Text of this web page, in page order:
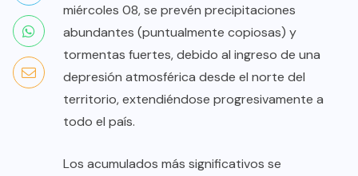
miércoles 08, se prevén precipitaciones
abundantes (puntualmente copiosas) y
tormentas fuertes, debido al ingreso de una
depresión atmosférica desde el norte del
territorio, extendiéndose progresivamente a
todo el país.
Los acumulados más significativos se